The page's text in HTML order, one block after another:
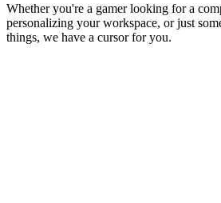
Whether you're a gamer looking for a
personalizing your workspace, or just
things, we have a cursor for you.